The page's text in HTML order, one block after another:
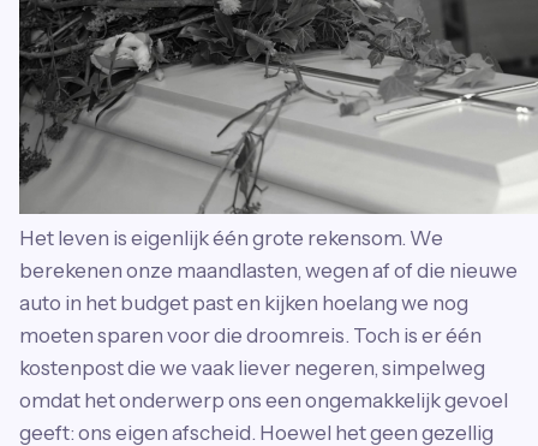
Het leven is eigenlijk één grote rekensom. We
berekenen onze maandlasten, wegen af of die nieuwe
auto in het budget past en kijken hoelang we nog
moeten sparen voor die droomreis. Toch is er één
kostenpost die we vaak liever negeren, simpelweg
omdat het onderwerp ons een ongemakkelijk gevoel
geeft: ons eigen afscheid. Hoewel het geen gezellig